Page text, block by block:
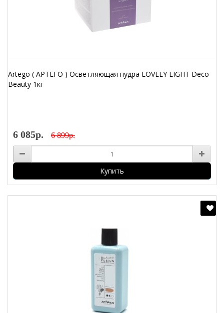
Artego ( АРТЕГО ) Осветляющая пудра LOVELY LIGHT Deco
Beauty 1кг
6 085р. 6 899р.
Купить